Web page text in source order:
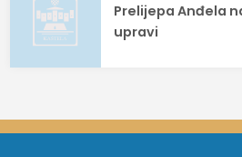
Prelijepa Anđela
upravi